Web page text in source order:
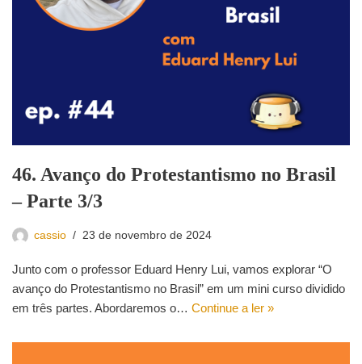
46. Avanço do Protestantismo no Brasil
– Parte 3/3
cassio 23 de novembro de 2024
Junto com o professor Eduard Henry Lui, vamos explorar “O
avanço do Protestantismo no Brasil” em um mini curso dividido
em três partes. Abordaremos o… Continue a ler »